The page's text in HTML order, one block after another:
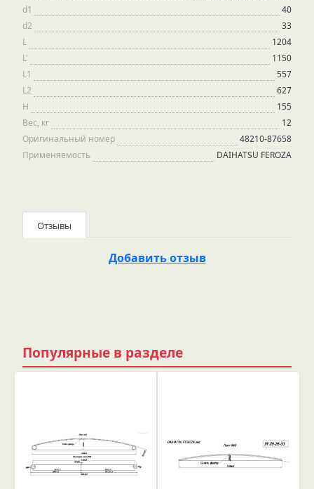
d1
40
d2
33
L
1204
L'
1150
L1
557
L2
627
H
155
Вес, кг
12
Оригинальный номер
48210-87658
Применяемость
DAIHATSU FEROZA
Отзывы
Добавить отзыв
Популярные в разделе